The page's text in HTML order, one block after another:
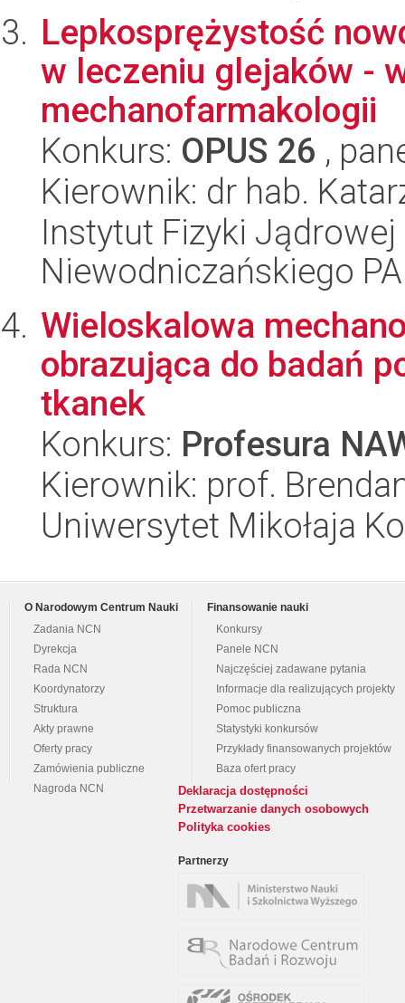
Lepkosprężystość
w leczeniu glejaków -
mechanofarmakologii
Konkurs: OPUS 26 ,
Kierownik: dr hab.
Instytut Fizyki
Niewodniczańskiego
Wieloskalowa
obrazująca do badań
tkanek
Konkurs: Profesura
Kierownik: prof.
Uniwersytet Mikołaja
O Narodowym Centrum Nauki
Zadania NCN
Dyrekcja
Rada NCN
Koordynatorzy
Struktura
Akty prawne
Oferty pracy
Zamówienia publiczne
Nagroda NCN
Finansowanie nauki
Konkursy
Panele NCN
Najczęściej zadawane pytania
Informacje dla realizujących projekty
Pomoc publiczna
Statystyki konkursów
Przykłady finansowanych projektów
Baza ofert pracy
Deklaracja dostępności
Przetwarzanie danych osobowych
Polityka cookies
Partnerzy